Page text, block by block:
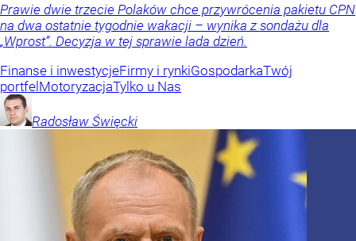
Prawie dwie trzecie Polaków chce przywrócenia pakietu CPN
na dwa ostatnie tygodnie wakacji – wynika z sondażu dla
„Wprost”. Decyzja w tej sprawie lada dzień.
Finanse i inwestycjeFirmy i rynkiGospodarkaTwój
portfelMotoryzacjaTylko u Nas
Radosław Święcki